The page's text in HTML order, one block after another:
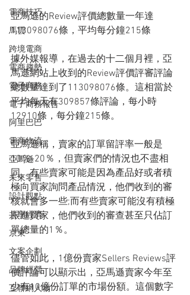
電商技巧
馬雲
跨境電商
電商趨勢
電子商務
電子商務報告
阿里巴巴
電商物流
亞馬遜
未來零售
設計觀點
共享經濟
京東
文案企劃
品牌經營
互聯網人物
亞馬遜的Review評價總數量一年達
113098076條，平均每分鐘215條
據外媒報導，在過去的十二個月裡，亞
馬遜網站上收到的Review評價評審評論
總數量達到了113098076條。這相當於
平均每天有309857條評論，每小時
12910條，每分鐘215條。
亞馬遜稱，賣家的訂單留評率一般是
10％-20％，但賣家們的情況也不盡相
同。有些賣家可能是因為產品好或者積
極向買家詢問產品情況，他們收到的審
核就會多一些;而有些賣家可能沒有積極
跟進買家，他們收到的審查甚至只佔訂
單總量的1％。
儘管如此，1億份賣家Sellers Reviews評
價評論可以顯示出，亞馬遜賣家今年至
少有10億份訂單的市場份額。這個數字